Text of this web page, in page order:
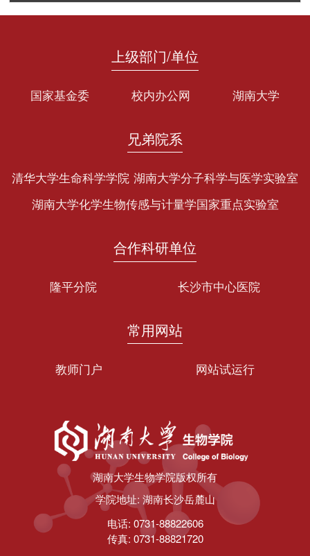
第 2 页
上级部门/单位
国家基金委 校内办公网 湖南大学
兄弟院系
清华大学生命科学学院 湖南大学分子科学与医学实验室
湖南大学化学生物传感与计量学国家重点实验室
湖南大学生物学院版权所有
学院地址: 湖南长沙岳麓山
电话: 0731-88822606
传真: 0731-88821720
合作科研单位
隆平分院 长沙市中心医院
常用网站
教师门户 网站试运行